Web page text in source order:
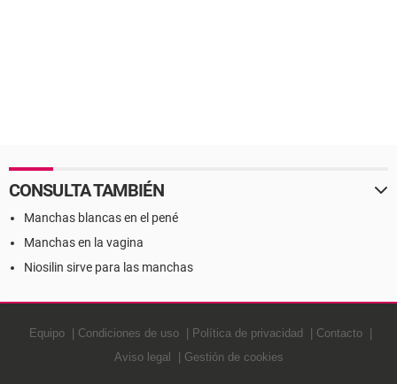
CONSULTA TAMBIÉN
Manchas blancas en el pené
Manchas en la vagina
Niosilin sirve para las manchas
Equipo Condiciones de uso Política de privacidad
Contacto
Aviso legal
Gestión de cookies